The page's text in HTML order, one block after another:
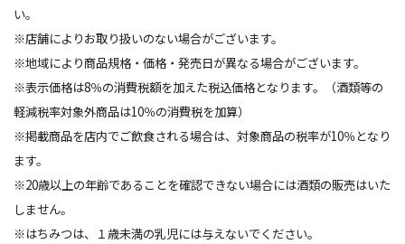
い。
※店舗によりお取り扱いのない場合がございます。
※地域により商品規格・価格・発売日が異なる場合がございます。
※表示価格は8％の消費税額を加えた税込価格となります。（酒類等の
軽減税率対象外商品は10％の消費税を加算）
※掲載商品を店内でご飲食される場合は、対象商品の税率が10％となり
ます。
※20歳以上の年齢であることを確認できない場合には酒類の販売はいた
しません。
※はちみつは、１歳未満の乳児には与えないでください。